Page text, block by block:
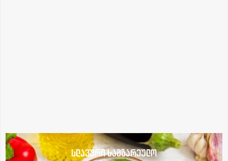
სლავური სამზარეულო